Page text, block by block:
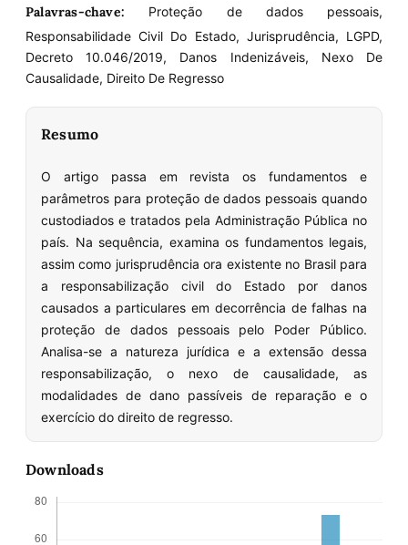
Palavras-chave: Proteção de dados pessoais,
Responsabilidade Civil Do Estado, Jurisprudência, LGPD,
Decreto 10.046/2019, Danos Indenizáveis, Nexo De
Causalidade, Direito De Regresso
Resumo
O artigo passa em revista os fundamentos e
parâmetros para proteção de dados pessoais quando
custodiados e tratados pela Administração Pública no
país. Na sequência, examina os fundamentos legais,
assim como jurisprudência ora existente no Brasil para
a responsabilização civil do Estado por danos
causados a particulares em decorrência de falhas na
proteção de dados pessoais pelo Poder Público.
Analisa-se a natureza jurídica e a extensão dessa
responsabilização, o nexo de causalidade, as
modalidades de dano passíveis de reparação e o
exercício do direito de regresso.
Downloads